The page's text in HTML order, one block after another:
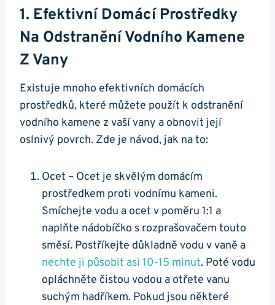
1. Efektivní Domácí Prostředky
Na Odstranění Vodního Kamene
Z Vany
Existuje mnoho efektivních domácích
prostředků, které můžete použít k odstranění
vodního kamene z vaší vany a obnovit její
oslnivý povrch. Zde je návod, jak na to:
Ocet – Ocet je skvělým domácím
prostředkem proti vodnímu kameni.
Smíchejte vodu a ocet v poměru 1:1 a
naplňte nádobíčko s rozprašovačem touto
směsí. Postříkejte důkladně vodu v vaně a
nechte ji působit asi 10-15 minut. Poté vodu
opláchněte čistou vodou a otřete vanu
suchým hadříkem. Pokud jsou některé